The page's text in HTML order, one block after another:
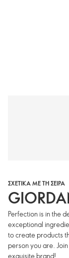
ΣΧΕΤΙΚΑ ΜΕ ΤΗ ΣΕΙΡΑ
Perfection is in the
exceptional
to create products
person you are.
exquisite brand!